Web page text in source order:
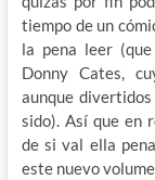
tiempo de un
la pena leer
Donny Cates,
aunque
sido). Así que en
de si val ella
este nuevo